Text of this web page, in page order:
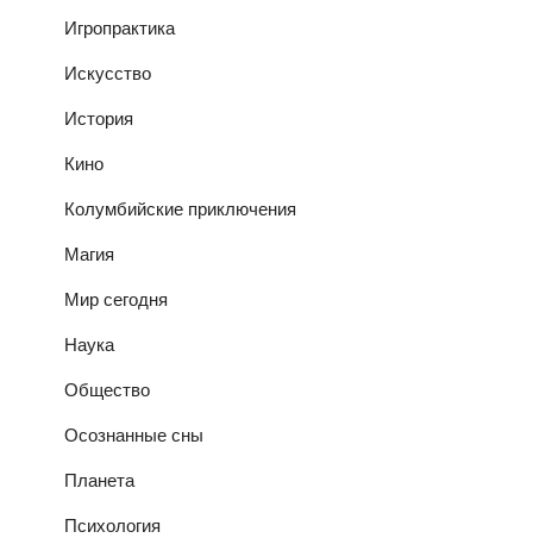
Игропрактика
Искусство
История
Кино
Колумбийские приключения
Магия
Мир сегодня
Наука
Общество
Осознанные сны
Планета
Психология